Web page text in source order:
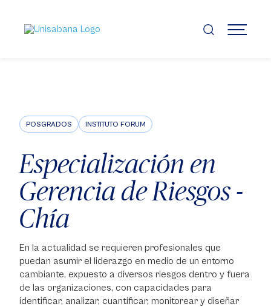
contenido
principal
MENÚ
POSGRADOS INSTITUTO FORUM
Especialización en
Gerencia de Riesgos -
Chía
En la actualidad se requieren profesionales que
puedan asumir el liderazgo en medio de un entorno
cambiante, expuesto a diversos riesgos dentro y fuera
de las organizaciones, con capacidades para
identificar, analizar, cuantificar, monitorear y diseñar